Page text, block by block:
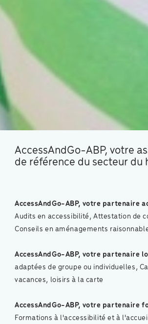
AccessAndGo-ABP, votre
de référence du secteur du
AccessAndGo-ABP, votre partenaire
Audits en accessibilité, Attestation de
Conseils en aménagements
AccessAndGo-ABP, votre partenaire
adaptées de groupe ou individuelles,
vacances, loisirs à la carte
AccessAndGo-ABP, votre partenaire
Formations à l'accessibilité et à